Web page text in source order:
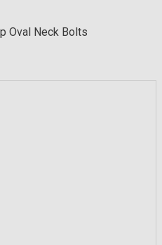
Oval Neck Bolts